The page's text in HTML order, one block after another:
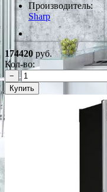
Производитель:
Sharp
174420 руб.
Кол-во:
−
Купить